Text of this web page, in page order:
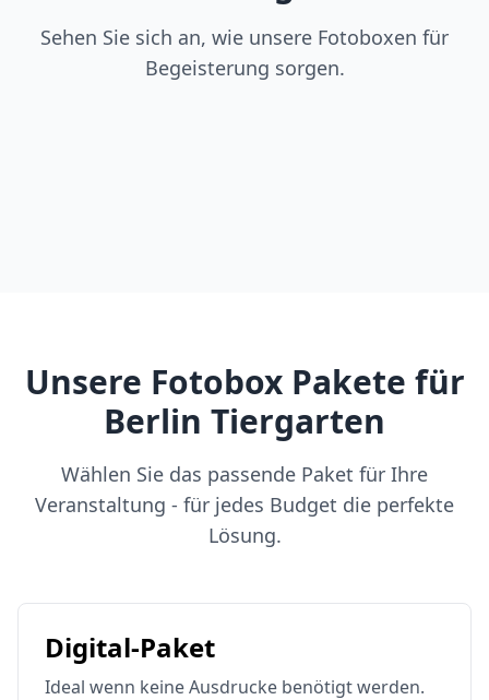
Sehen Sie sich an, wie unsere Fotoboxen für
Begeisterung sorgen.
Unsere Fotobox Pakete für
Berlin Tiergarten
Wählen Sie das passende Paket für Ihre
Veranstaltung - für jedes Budget die perfekte
Lösung.
Digital-Paket
Ideal wenn keine Ausdrucke benötigt werden.